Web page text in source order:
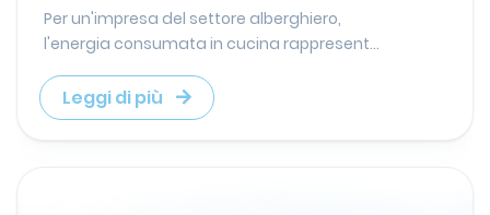
Per un'impresa del settore alberghiero,
l'energia consumata in cucina rappresent...
Leggi di più